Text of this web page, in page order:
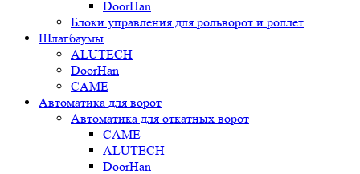
DoorHan
Блоки управления для рольворот и роллет
Шлагбаумы
ALUTECH
DoorHan
CAME
Автоматика для ворот
Автоматика для откатных ворот
CAME
ALUTECH
DoorHan